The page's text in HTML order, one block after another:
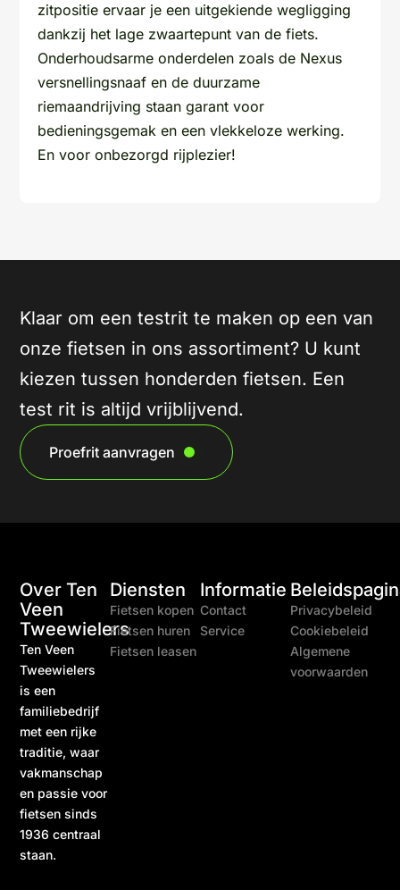
zitpositie ervaar je een uitgekiende wegligging
dankzij het lage zwaartepunt van de fiets.
Onderhoudsarme onderdelen zoals de Nexus
versnellingsnaaf en de duurzame
riemaandrijving staan garant voor
bedieningsgemak en een vlekkeloze werking.
En voor onbezorgd rijplezier!
Klaar om een testrit te maken op een van
onze fietsen in ons assortiment? U kunt
kiezen tussen honderden fietsen. Een
test rit is altijd vrijblijvend.
Proefrit aanvragen
Over Ten
Veen
Tweewielers
Ten Veen
Tweewielers
is een
familiebedrijf
met een rijke
traditie, waar
vakmanschap
en passie voor
fietsen sinds
1936 centraal
staan.
Diensten
Fietsen kopen
Fietsen huren
Fietsen leasen
Informatie
Contact
Service
Privacybeleid
Cookiebeleid
Algemene
voorwaarden